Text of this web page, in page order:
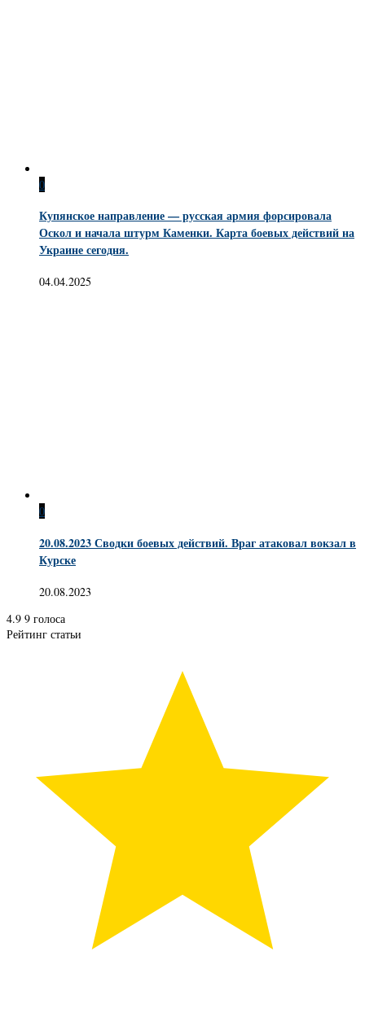
0
Купянское направление — русская армия форсировала
Оскол и начала штурм Каменки. Карта боевых действий на
Украине сегодня.
04.04.2025
0
20.08.2023 Сводки боевых действий. Враг атаковал вокзал в
Курске
20.08.2023
4.9 9 голоса
Рейтинг статьи